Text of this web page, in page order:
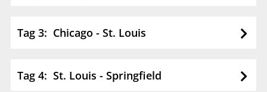
Tag 3: Chicago - St. Louis
Tag 4: St. Louis - Springfield